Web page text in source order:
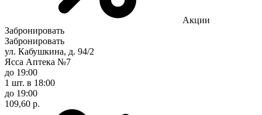
Акции
Забронировать
Забронировать
ул. Кабушкина, д. 94/2
Ясса Аптека №7
до 19:00
1 шт. в 18:00
до 19:00
109,60 р.